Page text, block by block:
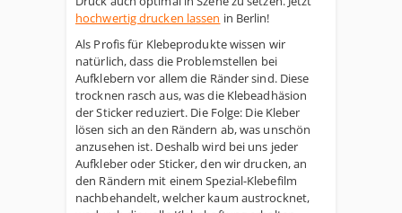
hochwertig drucken lassen in Berlin!
Als Profis für Klebeprodukte wissen wir
natürlich, dass die Problemstellen bei
Aufklebern vor allem die Ränder sind. Diese
trocknen rasch aus, was die Klebeadhäsion
der Sticker reduziert. Die Folge: Die Kleber
lösen sich an den Rändern ab, was unschön
anzusehen ist. Deshalb wird bei uns jeder
Aufkleber oder Sticker, den wir drucken, an
den Rändern mit einem Spezial-Klebefilm
nachbehandelt, welcher kaum austrocknet,